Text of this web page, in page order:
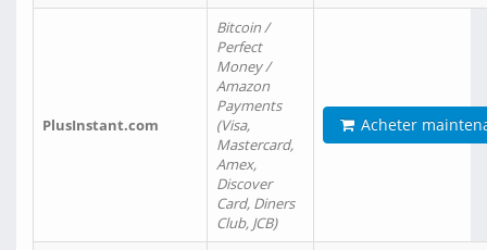
PlusInstant.com
Bitcoin /
Perfect
Money /
Amazon
Payments
(Visa,
Mastercard,
Amex,
Discover
Card, Diners
Club, JCB)
Acheter